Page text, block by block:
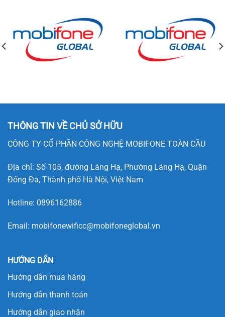
THÔNG TIN VỀ CHỦ SỞ HỮU
CÔNG TY CỔ PHẦN CÔNG NGHỆ MOBIFONE TOÀN CẦU
Địa chỉ: Số 105, đường Láng Hạ, Phường Láng Hạ, Quận
Đống Đa, Thành phố Hà Nội, Việt Nam
Hotline: 0896162886
Email: mobifonewificc@mobifoneglobal.vn
HƯỚNG DẪN
Hướng dẫn mua hàng
Hướng dẫn thanh toán
Hướng dẫn giao nhận